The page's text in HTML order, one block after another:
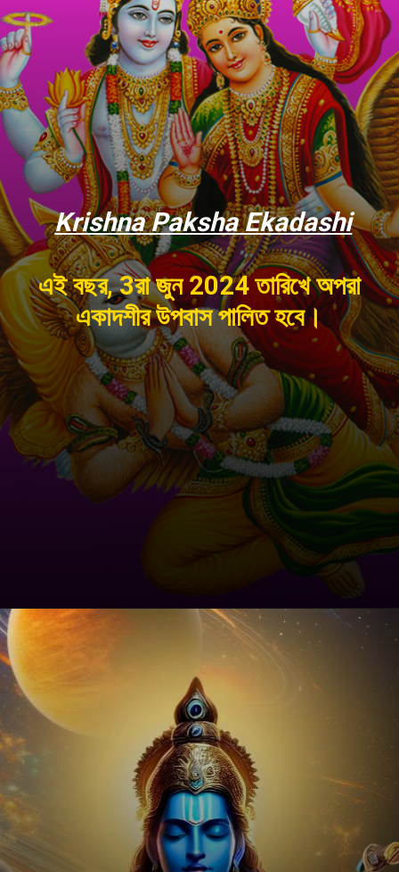
এই বছর, 3রা জুন 2024 তারিখে অপরা
একাদশীর উপবাস পালিত হবে।
Krishna Paksha Ekadashi